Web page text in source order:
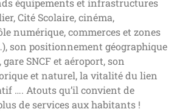
équipements et infrastructures
Cité Scolaire, cinéma,
numérique, commerces et zones
son positionnement géographique
SNCF et aéroport, son
et naturel, la vitalité du lien
…. Atouts qu’il convient de
de services aux habitants !